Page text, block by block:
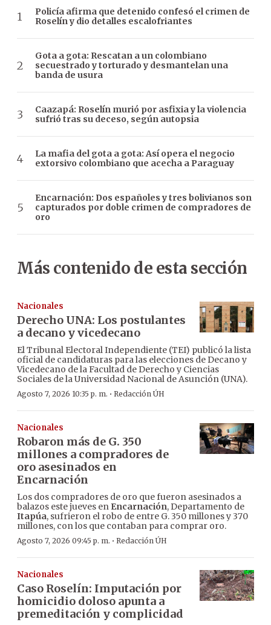
Policía afirma que detenido confesó el crimen de
Roselín y dio detalles escalofriantes
Gota a gota: Rescatan a un colombiano
secuestrado y torturado y desmantelan una
banda de usura
Caazapá: Roselín murió por asfixia y la violencia
sufrió tras su deceso, según autopsia
La mafia del gota a gota: Así opera el negocio
extorsivo colombiano que acecha a Paraguay
Encarnación: Dos españoles y tres bolivianos son
capturados por doble crimen de compradores de
oro
Más contenido de esta sección
Nacionales
Derecho UNA: Los postulantes
a decano y vicedecano
El Tribunal Electoral Independiente (TEI) publicó la lista
oficial de candidaturas para las elecciones de Decano y
Vicedecano de la Facultad de Derecho y Ciencias
Sociales de la Universidad Nacional de Asunción (UNA).
Agosto 7, 2026 10:35 p. m. · Redacción ÚH
Nacionales
Robaron más de G. 350
millones a compradores de
oro asesinados en
Encarnación
Los dos compradores de oro que fueron asesinados a
balazos este jueves en Encarnación, Departamento de
Itapúa, sufrieron el robo de entre G. 350 millones y 370
millones, con los que contaban para comprar oro.
Agosto 7, 2026 09:45 p. m. · Redacción ÚH
Nacionales
Caso Roselín: Imputación por
homicidio doloso apunta a
premeditación y complicidad